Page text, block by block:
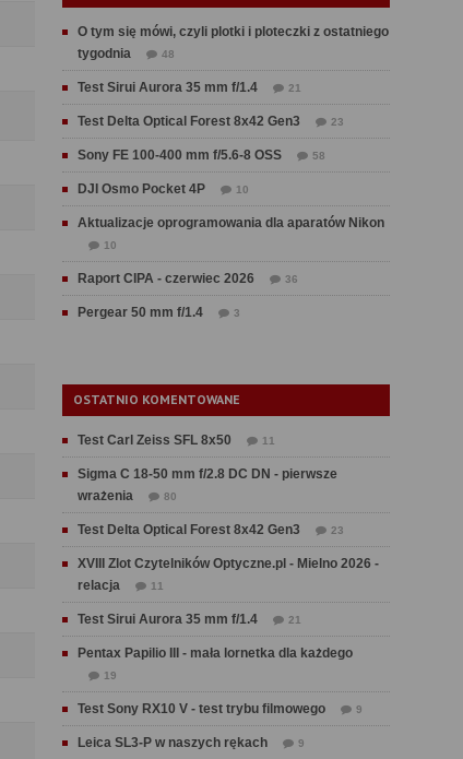
O tym się mówi, czyli plotki i ploteczki z ostatniego
tygodnia
48
Test Sirui Aurora 35 mm f/1.4 21
Test Delta Optical Forest 8x42 Gen3 23
Sony FE 100-400 mm f/5.6-8 OSS 58
DJI Osmo Pocket 4P 10
Aktualizacje oprogramowania dla aparatów Nikon
10
Raport CIPA - czerwiec 2026 36
Pergear 50 mm f/1.4 3
OSTATNIO KOMENTOWANE
Test Carl Zeiss SFL 8x50 11
Sigma C 18-50 mm f/2.8 DC DN - pierwsze
wrażenia
80
Test Delta Optical Forest 8x42 Gen3 23
XVIII Zlot Czytelników Optyczne.pl - Mielno 2026 -
relacja
11
Test Sirui Aurora 35 mm f/1.4 21
Pentax Papilio III - mała lornetka dla każdego
19
Test Sony RX10 V - test trybu filmowego 9
Leica SL3-P w naszych rękach 9